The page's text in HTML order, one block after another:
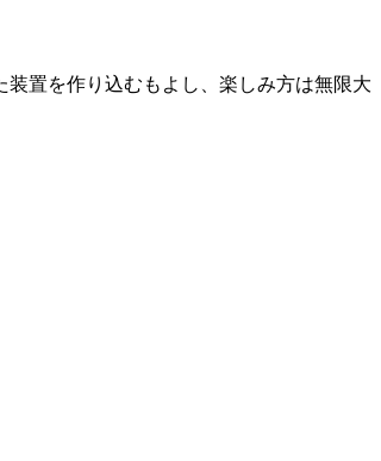
置を作り込むもよし、楽しみ方は無限大